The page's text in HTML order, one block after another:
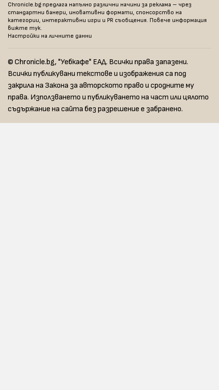
Chronicle.bg предлага напълно различни начини за реклама – чрез
стандартни банери, иновативни формати, спонсорство на
категории, интерактивни игри и PR съобщения. Повече информация
вижте тук.
Настройки на личните данни
© Chronicle.bg, "Уебкафе" ЕАД. Всички права запазени.
Всички публикувани текстове и изображения са под
закрила на Закона за авторското право и сродните му
права. Използването и публикуването на част или цялото
съдържание на сайта без разрешение е забранено.